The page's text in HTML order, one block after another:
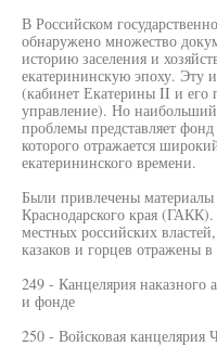
В Российском
обнаружено множество
историю заселения и
екатерининскую эпоху.
(кабинет Екатерины II и
управление). Но наибольший
проблемы представляет
которого отражается
екатерининского времени.
Были привлечены материалы
Краснодарского края
местных российских
казаков и горцев отражены
249 - Канцелярия наказного
и фонде
250 - Войсковая канцелярия